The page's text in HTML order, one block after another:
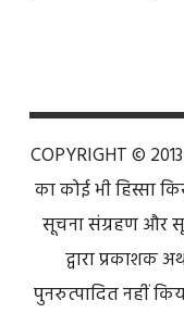
COPYRIGHT ©
का कोई भी हिस्सा
सूचना संग्रहण और
द्वारा प्रकाशक
पुनरुत्पादित नहीं